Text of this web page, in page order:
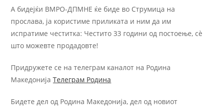
А бидејќи ВМРО-ДПМНЕ ќе биде во Струмица на
прослава, ја користиме приликата и ним да им
испратиме честитка: Честито 33 години од постоење, сѐ
што можевте продадовте!
Придружете се на телеграм каналот на Родина
МакедонијаТелеграм Родина
Бидете дел од Родина Македонија, дел од новиот